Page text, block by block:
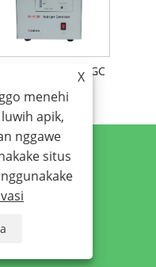
Kromatografi Gas GC
X
menehi
apik,
nggawe
situs